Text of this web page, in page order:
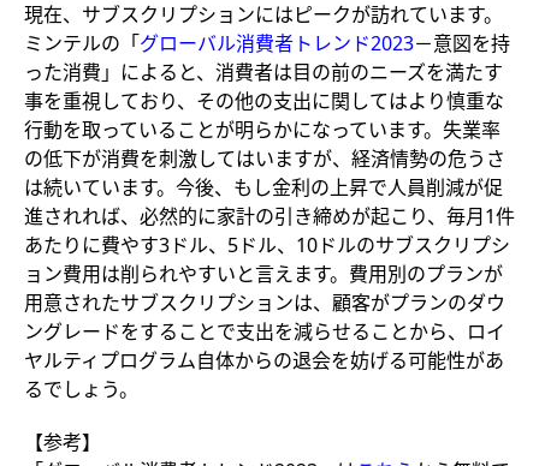
現在、サブスクリプションにはピークが訪れています。
ミンテルの「グローバル消費者トレンド2023－意図を持
った消費」によると、消費者は目の前のニーズを満たす
事を重視しており、その他の支出に関してはより慎重な
行動を取っていることが明らかになっています。失業率
の低下が消費を刺激してはいますが、経済情勢の危うさ
は続いています。今後、もし金利の上昇で人員削減が促
進されれば、必然的に家計の引き締めが起こり、毎月1件
あたりに費やす3ドル、5ドル、10ドルのサブスクリプシ
ョン費用は削られやすいと言えます。費用別のプランが
用意されたサブスクリプションは、顧客がプランのダウ
ングレードをすることで支出を減らせることから、ロイ
ヤルティプログラム自体からの退会を妨げる可能性があ
るでしょう。
【参考】